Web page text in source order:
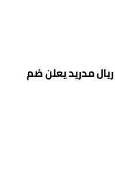
مدريد يعلن ضم